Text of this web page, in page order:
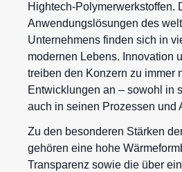
Hightech-Polymerwerkstoffen.
Anwendungslösungen des
Unternehmens finden sich in
modernen Lebens. Innovation
treiben den Konzern zu immer
Entwicklungen an – sowohl in
auch in seinen Prozessen und
Zu den besonderen Stärken
gehören eine hohe
Transparenz sowie die über